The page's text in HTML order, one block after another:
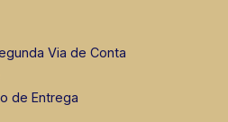
Via de Conta
de Entrega